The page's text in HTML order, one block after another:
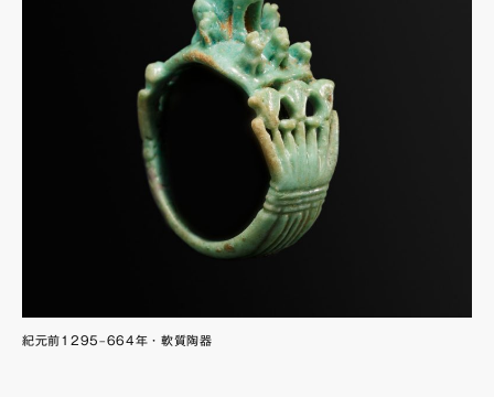
紀元前1295–664年・軟質陶器